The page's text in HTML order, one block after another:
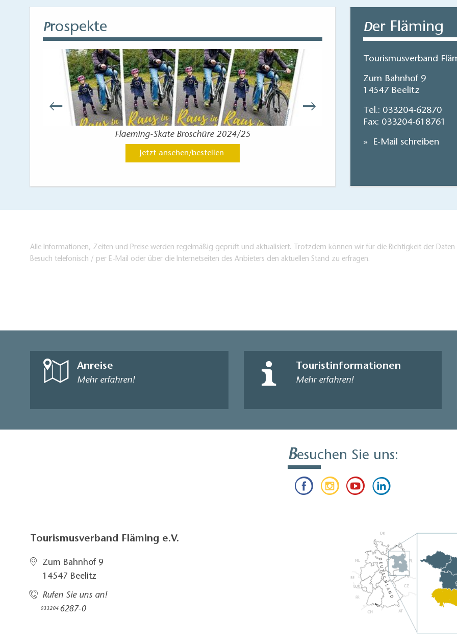
Prospekte
Flaeming-Skate Broschüre 2024/25
Jetzt ansehen/bestellen
Der Fläming
Tourismusverband
Zum Bahnhof 9
14547 Beelitz
Tel.: 033204-62870
Fax: 033204-618761
E-Mail schreiben
Alle Informationen, Zeiten und Preise werden regelmäßig geprüft und aktualisiert. Trotzdem können wir für die Richtigkeit der
Besuch telefonisch / per E-Mail oder über die Internetseiten des Anbieters den aktuellen Stand zu erfragen.
Anreise
Mehr erfahren!
Touristinformationen
Mehr erfahren!
Besuchen Sie uns:
Tourismusverband Fläming e.V.
Zum Bahnhof 9
14547 Beelitz
Rufen Sie uns an!
033204 6287-0